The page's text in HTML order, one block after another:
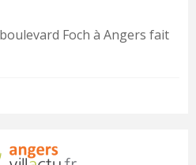
Foch à Angers fait